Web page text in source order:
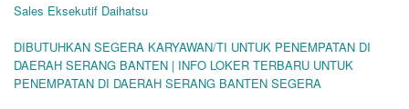
Sales Eksekutif Daihatsu
DIBUTUHKAN SEGERA KARYAWAN/TI UNTUK PENEMPATAN DI
DAERAH SERANG BANTEN | INFO LOKER TERBARU UNTUK
PENEMPATAN DI DAERAH SERANG BANTEN SEGERA